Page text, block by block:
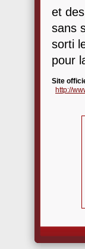
et
sans
sorti
pour
Site
http://